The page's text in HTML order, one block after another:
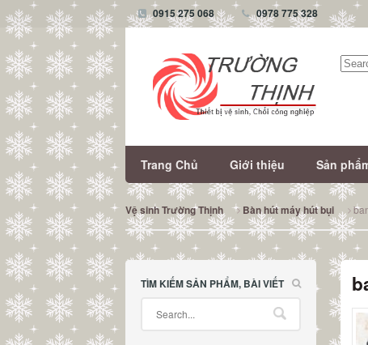
0915 275 068 0978 775 328
Tìm
Trang Chủ Giới thiệu Sản
Vệ sinh Trường Thịnh Bàn hút máy hút bụi
TÌM KIẾM SẢN PHẨM, BÀI VIẾT